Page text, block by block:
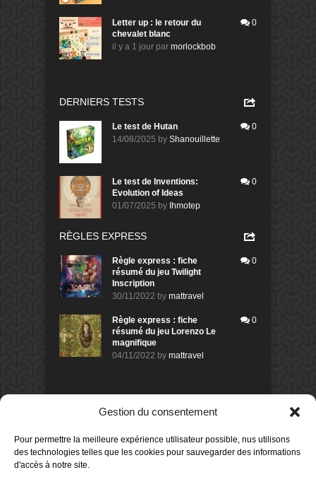
Gestion du consentement
Pour permettre la meilleure expérience utilisateur possible, nus utilisons
des technologies telles que les cookies pour sauvegarder des informations
d'accès à notre site.
Letter up : le retour du
chevalet blanc
il y a 1 jour par morlockbob
0
DERNIERS TESTS
Le test de Hutan
14/08/2025 by Shanouillette
0
Le test de Inventions:
Evolution of Ideas
01/07/2025 by Ihmotep
0
RÈGLES EXPRESS
Règle express : fiche
résumé du jeu Twilight
Inscription
30/11/2022 by mattravel
0
Règle express : fiche
résumé du jeu Lorenzo Le
magnifique
04/11/2022 by mattravel
0
Sur le jeu Detective Box - Ciao
Bella